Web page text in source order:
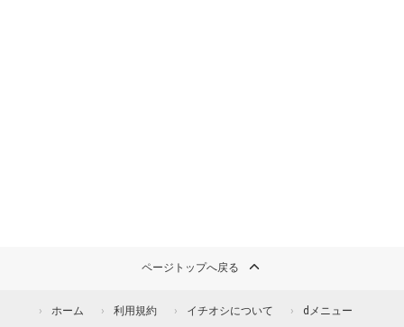
ページトップへ戻る
ホーム 利用規約 イチオシについて dメニュー